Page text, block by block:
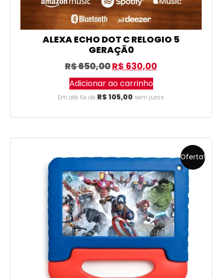
ALEXA ECHO DOT C RELOGIO 5
GERAÇÃ0
R$650,00R$ 630,00
Adicionar ao carrinho
Em até 6x de R$ 105,00 sem juros
Oferta!